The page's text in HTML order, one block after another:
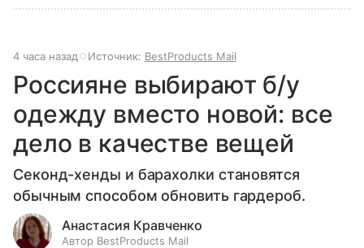
4 часа назад Источник: BestProducts Mail
Россияне выбирают б/у
одежду вместо новой: все
дело в качестве вещей
Секонд-хенды и барахолки становятся
обычным способом обновить гардероб.
Анастасия Кравченко
Автор BestProducts Mail